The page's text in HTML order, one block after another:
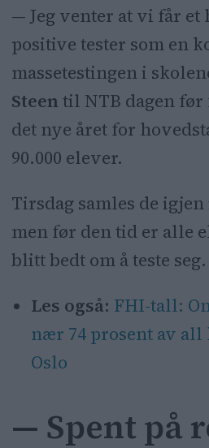
— Jeg venter at vi får et
positive tester som en
massetestingen i
Steen til NTB dagen før
det nye året for
90.000 elever.
Tirsdag samles de
men før den tid er alle
blitt bedt om å teste seg.
Les også: FHI-tall:
nær 74 prosent av
Oslo
— Spent på